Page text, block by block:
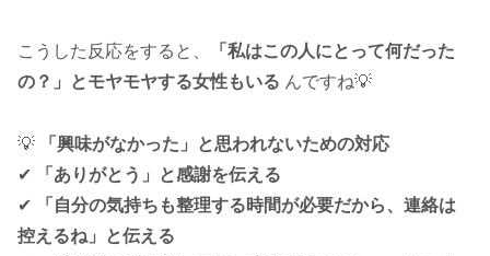
こうした反応をすると、
「私はこの人にとって何だった
の？」とモヤモヤする女性もいる んですね💡
💡
「興味がなかった」と思われないための対応
✔
「ありがとう」と感謝を伝える
✔
「自分の気持ちも整理する時間が必要だから、連絡は
控えるね」と伝える